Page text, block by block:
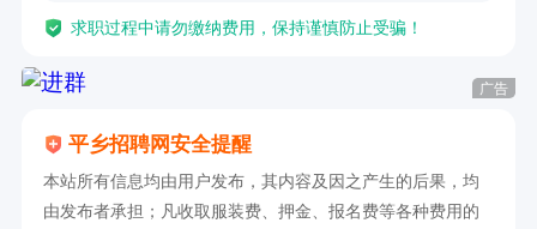
求职过程中请勿缴纳费用，保持谨慎防止受骗！
广告
平乡招聘网安全提醒
本站所有信息均由用户发布，其内容及因之产生的后果，均
由发布者承担；凡收取服装费、押金、报名费等各种费用的